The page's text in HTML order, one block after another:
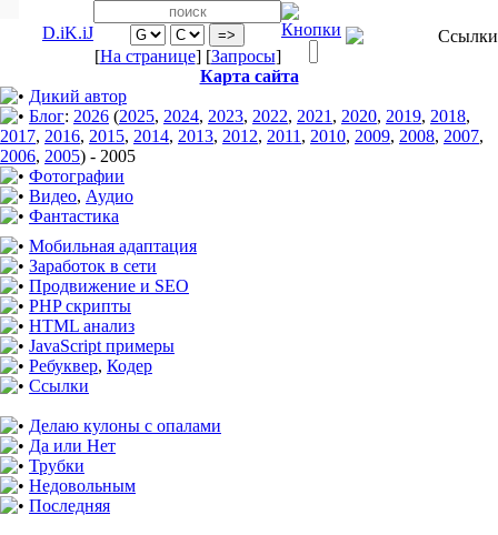
D.iK.iJ
[На странице] [Запросы]
Карта сайта
Дикий автор
Блог: 2026 (2025, 2024, 2023, 2022, 2021 , 2020, 2019, 2018,
2017, 2016, 2015, 2014, 2013, 2012, 2011 , 2010, 2009, 2008, 2007,
2006, 2005) - 2005
Фотографии
Видео, Аудио
Фантастика
Мобильная адаптация
Заработок в сети
Продвижение и SEO
PHP скрипты
HTML анализ
JavaScript примеры
Ребуквер, Кодер
Ссылки
Делаю кулоны с опалами
Да или Нет
Трубки
Недовольным
Последняя